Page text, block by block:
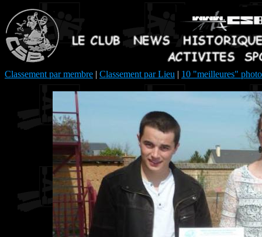
Classement par membre | Classement par Lieu | 10 "meilleures"